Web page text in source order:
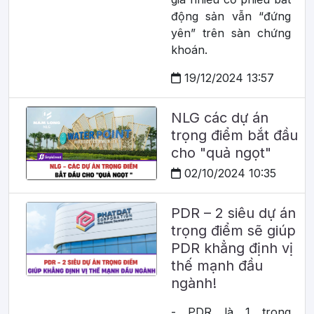
động sản vẫn “đứng
yên” trên sàn chứng
khoán.
19/12/2024 13:57
NLG các dự án
trọng điểm bắt đầu
cho "quả ngọt"
02/10/2024 10:35
PDR – 2 siêu dự án
trọng điểm sẽ giúp
PDR khẳng định vị
thế mạnh đầu
ngành!